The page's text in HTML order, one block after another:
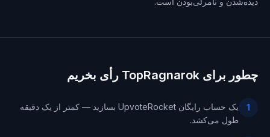
چطور برای TopRagnarok رأی بخریم
1
یک حساب رایگان UpvoteRocket بسازید — کمتر از یک دقیقه
طول می‌کشد.